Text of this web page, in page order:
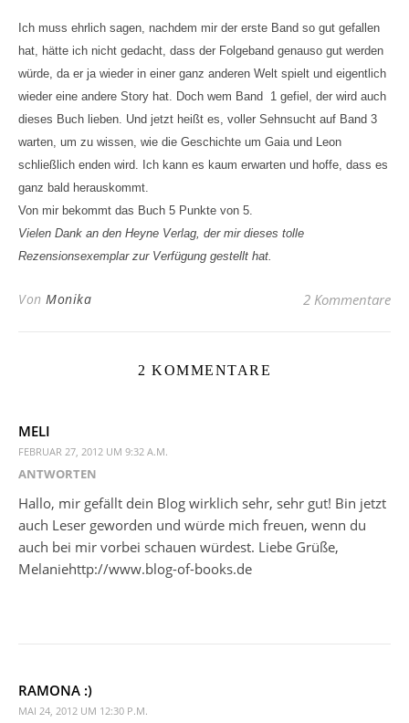
Ich muss ehrlich sagen, nachdem mir der erste Band so gut gefallen
hat, hätte ich nicht gedacht, dass der Folgeband genauso gut werden
würde, da er ja wieder in einer ganz anderen Welt spielt und eigentlich
wieder eine andere Story hat. Doch wem Band 1 gefiel, der wird auch
dieses Buch lieben. Und jetzt heißt es, voller Sehnsucht auf Band 3
warten, um zu wissen, wie die Geschichte um Gaia und Leon
schließlich enden wird. Ich kann es kaum erwarten und hoffe, dass es
ganz bald herauskommt.
Von mir bekommt das Buch 5 Punkte von 5.
Vielen Dank an den Heyne Verlag, der mir dieses tolle
Rezensionsexemplar zur Verfügung gestellt hat.
Von Monika 2 Kommentare
2 KOMMENTARE
MELI
FEBRUAR 27, 2012 UM 9:32 A.M.
ANTWORTEN
Hallo, mir gefällt dein Blog wirklich sehr, sehr gut! Bin jetzt
auch Leser geworden und würde mich freuen, wenn du
auch bei mir vorbei schauen würdest. Liebe Grüße,
Melaniehttp://www.blog-of-books.de
RAMONA :)
MAI 24, 2012 UM 12:30 P.M.